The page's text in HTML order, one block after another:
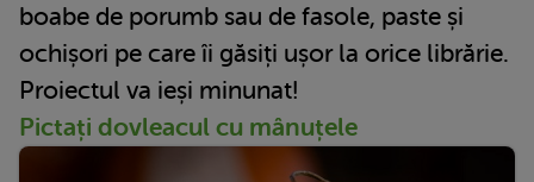
boabe de porumb sau de fasole, paste și
ochișori pe care îi găsiți ușor la orice librărie.
Proiectul va ieși minunat!
Pictați dovleacul cu mânuțele